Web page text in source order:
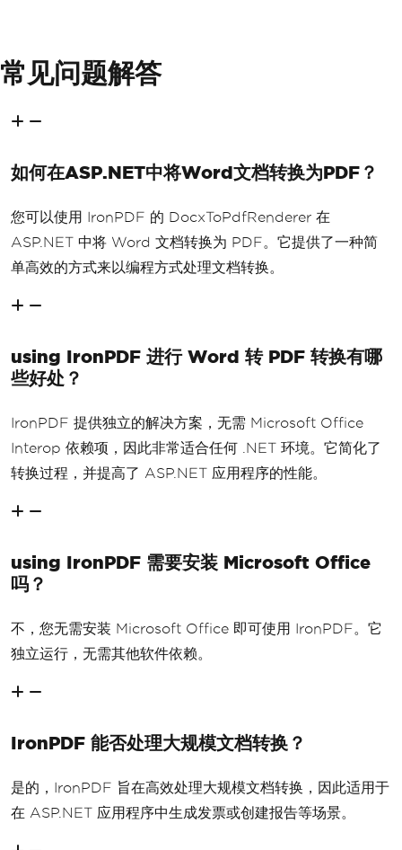
常见问题解答
如何在ASP.NET中将Word文档转换为PDF？
您可以使用 IronPDF 的 DocxToPdfRenderer 在
ASP.NET 中将 Word 文档转换为 PDF。它提供了一种简
单高效的方式来以编程方式处理文档转换。
using IronPDF 进行 Word 转 PDF 转换有哪
些好处？
IronPDF 提供独立的解决方案，无需 Microsoft Office
Interop 依赖项，因此非常适合任何 .NET 环境。它简化了
转换过程，并提高了 ASP.NET 应用程序的性能。
using IronPDF 需要安装 Microsoft Office
吗？
不，您无需安装 Microsoft Office 即可使用 IronPDF。它
独立运行，无需其他软件依赖。
IronPDF 能否处理大规模文档转换？
是的，IronPDF 旨在高效处理大规模文档转换，因此适用于
在 ASP.NET 应用程序中生成发票或创建报告等场景。